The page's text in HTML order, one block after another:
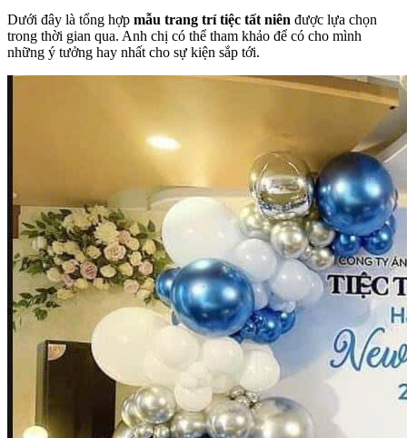
Dưới đây là tổng hợp mẫu trang trí tiệc tất niên được lựa chọn
trong thời gian qua. Anh chị có thể tham khảo để có cho mình
những ý tưởng hay nhất cho sự kiện sắp tới.